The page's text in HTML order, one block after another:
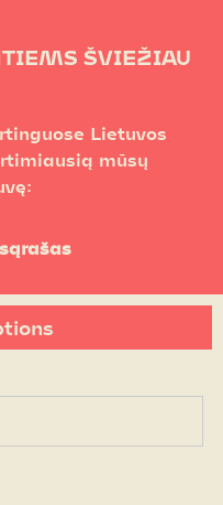
ŠVIEŽIAU
Lietuvos
mūsų